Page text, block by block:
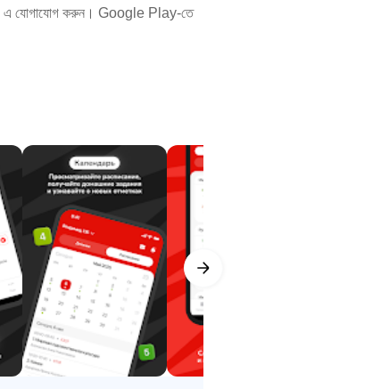
এ যোগাযোগ করুন। Google Play-তে